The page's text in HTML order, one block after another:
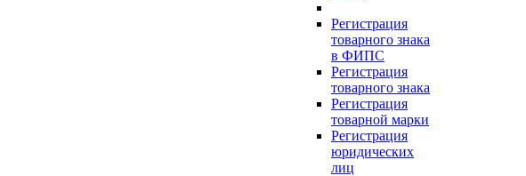
Регистрация
товарного знака
в ФИПС
Регистрация
товарного знака
Регистрация
товарной марки
Регистрация
юридических
лиц